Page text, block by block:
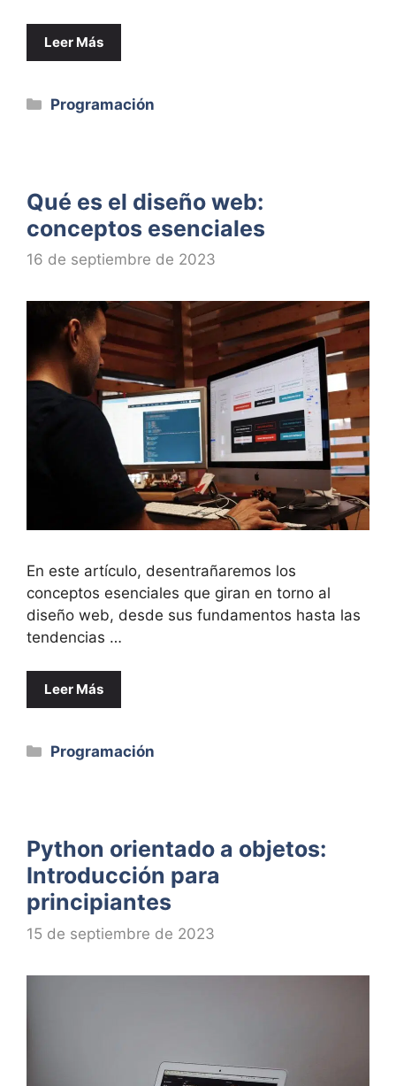
Leer Más
Categorías
Programación
Qué es el diseño web:
conceptos esenciales
16 de septiembre de 2023
En este artículo, desentrañaremos los
conceptos esenciales que giran en torno al
diseño web, desde sus fundamentos hasta las
tendencias …
Leer Más
Categorías
Programación
Python orientado a objetos:
Introducción para
principiantes
15 de septiembre de 2023